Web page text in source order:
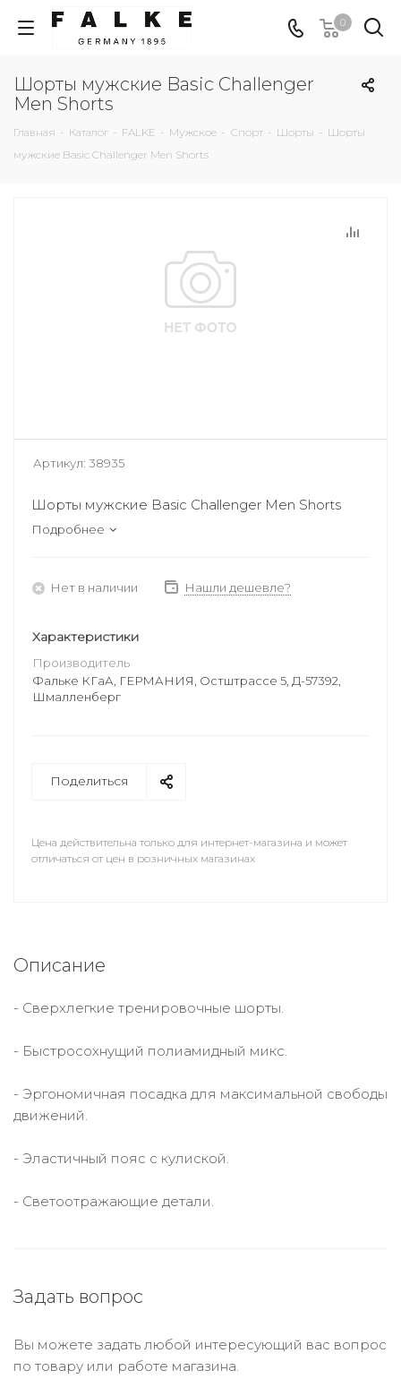
0
Шорты мужские Basic Challenger
Men Shorts
Главная - Каталог - FALKE - Мужское - Спорт - Шорты - Шорты
мужские Basic Challenger Men Shorts
Артикул: 38935
Шорты мужские Basic Challenger Men Shorts
Подробнее
Нет в наличии Нашли дешевле?
Характеристики
Производитель
Фальке КГаА, ГЕРМАНИЯ, Остштрассе 5, Д-57392,
Шмалленберг
Поделиться
Цена действительна только для интернет-магазина и может
отличаться от цен в розничных магазинах
Описание
- Сверхлегкие тренировочные шорты.
- Быстросохнущий полиамидный микс.
- Эргономичная посадка для максимальной свободы
движений.
- Эластичный пояс с кулиской.
- Светоотражающие детали.
Задать вопрос
Вы можете задать любой интересующий вас вопрос
по товару или работе магазина.